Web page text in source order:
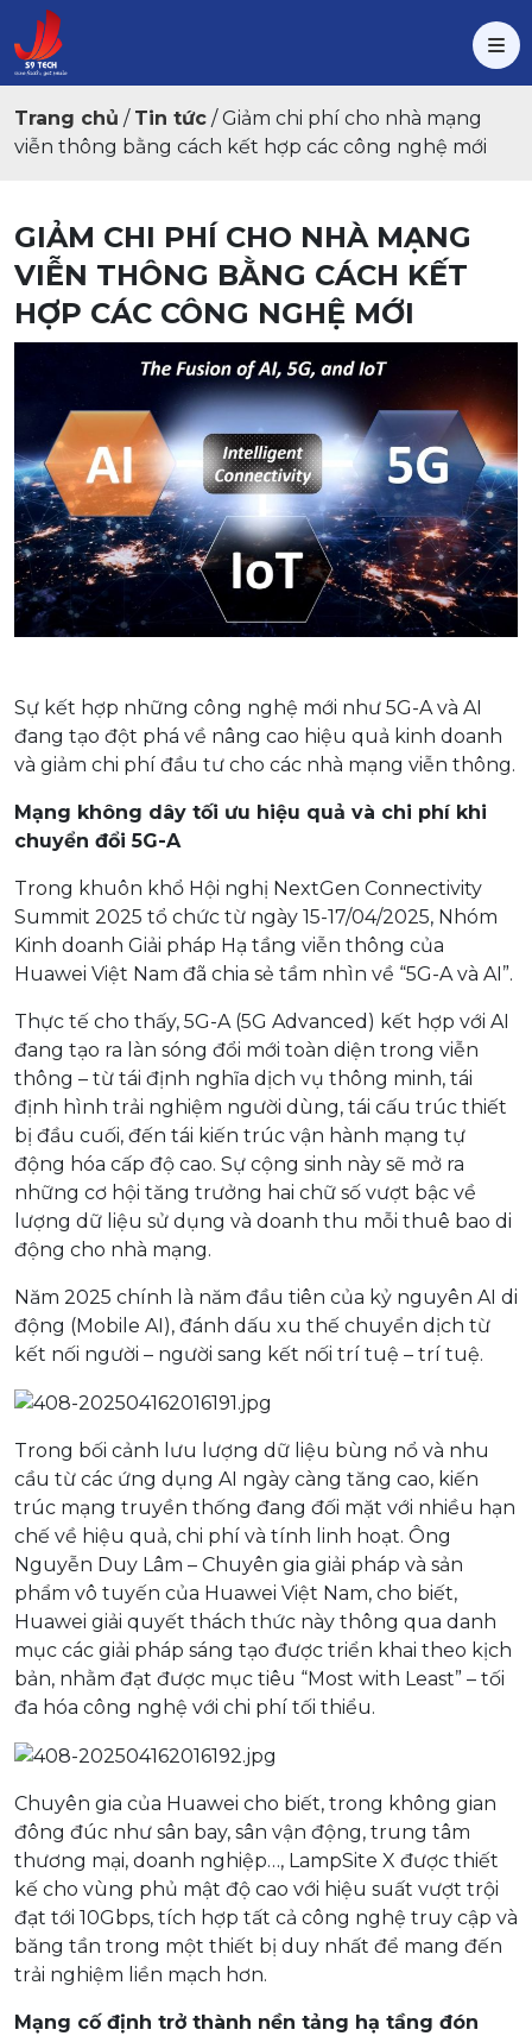
Trang chủ / Tin tức /Giảm chi phí cho nhà mạng
viễn thông bằng cách kết hợp các công nghệ mới
GIẢM CHI PHÍ CHO NHÀ MẠNG
VIỄN THÔNG BẰNG CÁCH KẾT
HỢP CÁC CÔNG NGHỆ MỚI
Sự kết hợp những công nghệ mới như 5G-A và AI
đang tạo đột phá về nâng cao hiệu quả kinh doanh
và giảm chi phí đầu tư cho các nhà mạng viễn thông.
Mạng không dây tối ưu hiệu quả và chi phí khi
chuyển đổi 5G-A
Trong khuôn khổ Hội nghị NextGen Connectivity
Summit 2025 tổ chức từ ngày 15-17/04/2025, Nhóm
Kinh doanh Giải pháp Hạ tầng viễn thông của
Huawei Việt Nam đã chia sẻ tầm nhìn về “5G-A và AI”.
Thực tế cho thấy, 5G-A (5G Advanced) kết hợp với AI
đang tạo ra làn sóng đổi mới toàn diện trong viễn
thông – từ tái định nghĩa dịch vụ thông minh, tái
định hình trải nghiệm người dùng, tái cấu trúc thiết
bị đầu cuối, đến tái kiến trúc vận hành mạng tự
động hóa cấp độ cao. Sự cộng sinh này sẽ mở ra
những cơ hội tăng trưởng hai chữ số vượt bậc về
lượng dữ liệu sử dụng và doanh thu mỗi thuê bao di
động cho nhà mạng.
Năm 2025 chính là năm đầu tiên của kỷ nguyên AI di
động (Mobile AI), đánh dấu xu thế chuyển dịch từ
kết nối người – người sang kết nối trí tuệ – trí tuệ.
Trong bối cảnh lưu lượng dữ liệu bùng nổ và nhu
cầu từ các ứng dụng AI ngày càng tăng cao, kiến
trúc mạng truyền thống đang đối mặt với nhiều hạn
chế về hiệu quả, chi phí và tính linh hoạt. Ông
Nguyễn Duy Lâm – Chuyên gia giải pháp và sản
phẩm vô tuyến của Huawei Việt Nam, cho biết,
Huawei giải quyết thách thức này thông qua danh
mục các giải pháp sáng tạo được triển khai theo kịch
bản, nhằm đạt được mục tiêu “Most with Least” – tối
đa hóa công nghệ với chi phí tối thiểu.
Chuyên gia của Huawei cho biết, trong không gian
đông đúc như sân bay, sân vận động, trung tâm
thương mại, doanh nghiệp…, LampSite X được thiết
kế cho vùng phủ mật độ cao với hiệu suất vượt trội
đạt tới 10Gbps, tích hợp tất cả công nghệ truy cập và
băng tần trong một thiết bị duy nhất để mang đến
trải nghiệm liền mạch hơn.
Mạng cố định trở thành nền tảng hạ tầng đón